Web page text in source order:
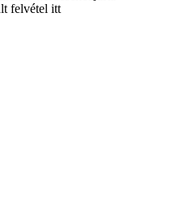
felvétel itt